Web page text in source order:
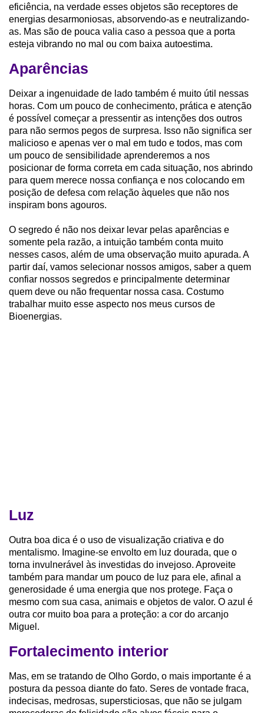
eficiência, na verdade esses objetos são receptores de
energias desarmoniosas, absorvendo-as e neutralizando-
as. Mas são de pouca valia caso a pessoa que a porta
esteja vibrando no mal ou com baixa autoestima.
Aparências
Deixar a ingenuidade de lado também é muito útil nessas
horas. Com um pouco de conhecimento, prática e atenção
é possível começar a pressentir as intenções dos outros
para não sermos pegos de surpresa. Isso não significa ser
malicioso e apenas ver o mal em tudo e todos, mas com
um pouco de sensibilidade aprenderemos a nos
posicionar de forma correta em cada situação, nos abrindo
para quem merece nossa confiança e nos colocando em
posição de defesa com relação àqueles que não nos
inspiram bons agouros.
O segredo é não nos deixar levar pelas aparências e
somente pela razão, a intuição também conta muito
nesses casos, além de uma observação muito apurada. A
partir daí, vamos selecionar nossos amigos, saber a quem
confiar nossos segredos e principalmente determinar
quem deve ou não frequentar nossa casa. Costumo
trabalhar muito esse aspecto nos meus cursos de
Bioenergias.
Luz
Outra boa dica é o uso de visualização criativa e do
mentalismo. Imagine-se envolto em luz dourada, que o
torna invulnerável às investidas do invejoso. Aproveite
também para mandar um pouco de luz para ele, afinal a
generosidade é uma energia que nos protege. Faça o
mesmo com sua casa, animais e objetos de valor. O azul é
outra cor muito boa para a proteção: a cor do arcanjo
Miguel.
Fortalecimento interior
Mas, em se tratando de Olho Gordo, o mais importante é a
postura da pessoa diante do fato. Seres de vontade fraca,
indecisas, medrosas, supersticiosas, que não se julgam